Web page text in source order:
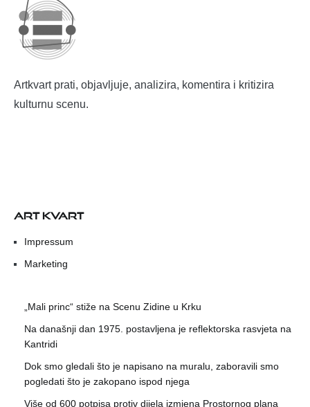
Artkvart prati, objavljuje, analizira, komentira i kritizira
kulturnu scenu.
ART KVART
Impressum
Marketing
„Mali princ“ stiže na Scenu Zidine u Krku
Na današnji dan 1975. postavljena je reflektorska rasvjeta na
Kantridi
Dok smo gledali što je napisano na muralu, zaboravili smo
pogledati što je zakopano ispod njega
Više od 600 potpisa protiv dijela izmjena Prostornog plana